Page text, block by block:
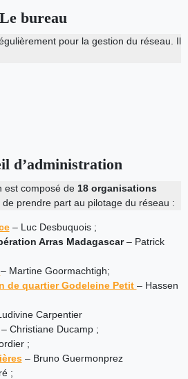
Le bureau
pour la gestion du réseau. Il
d’administration
est composé de 18 organisations
prendre part au pilotage du réseau :
– Luc Desbuquois ;
Arras Madagascar– Patrick
– Martine Goormachtigh;
de quartier Godeleine Petit – Hassen
Carpentier
– Christiane Ducamp ;
;
– Bruno Guermonprez
;